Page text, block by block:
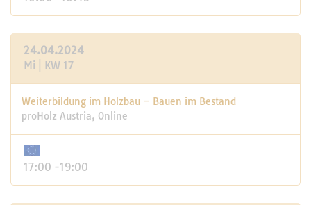
24.04.2024
Mi | KW 17
Weiterbildung im Holzbau – Bauen im Bestand
proHolz Austria, Online
17:00 -19:00